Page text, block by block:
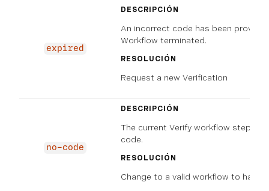
expired
DESCRIPCIÓN
An incorrect code has been
Workflow terminated.
RESOLUCIÓN
Request a new Verification
no-code
DESCRIPCIÓN
The current Verify workflow step
code.
RESOLUCIÓN
Change to a valid workflow to